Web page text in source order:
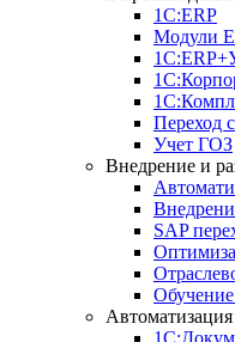
1С:ERP
Модули
Переход
Учет ГОЗ
Внедрение и
SAP
Обучение